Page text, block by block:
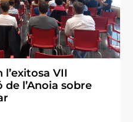
l’exitosa VII
de l’Anoia sobre